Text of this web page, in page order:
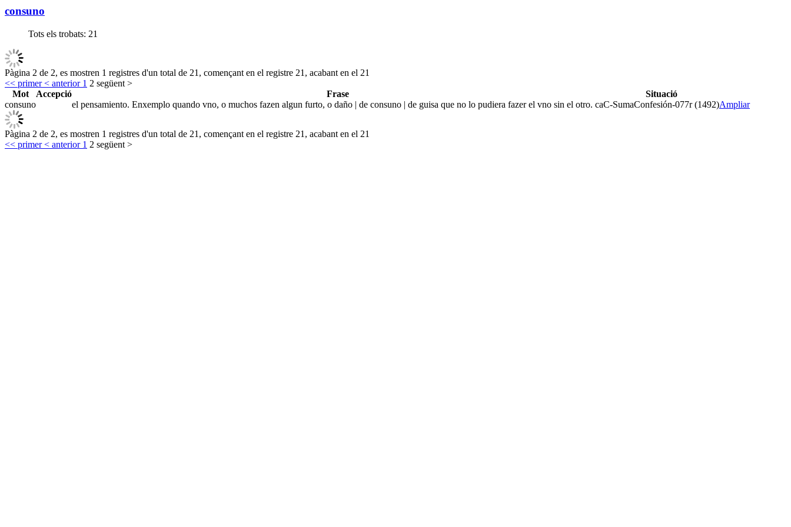
consuno
Tots els trobats: 21
Pàgina 2 de 2, es mostren 1 registres d'un total de 21, començant en el registre 21, acabant en el 21
<< primer< anterior 1 2 següent >
Mot
Accepció Frase
Situació
consuno
el pensamiento. Enxemplo quando vno, o muchos fazen algun furto, o daño | de consuno | de guisa que no lo pudiera fazer el vno sin el otro. caC-SumaConfesión-077r (1492)Ampliar
Pàgina 2 de 2, es mostren 1 registres d'un total de 21, començant en el registre 21, acabant en el 21
<< primer< anterior 1 2 següent >